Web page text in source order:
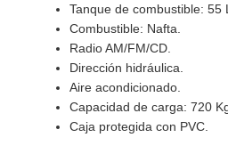
Tanque de combustible: 55 L.
Combustible: Nafta.
Radio AM/FM/CD.
Dirección hidráulica.
Aire acondicionado.
Capacidad de carga: 720
Caja protegida con PVC.